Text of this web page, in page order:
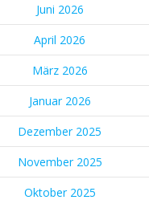
Juni 2026
April 2026
März 2026
Januar 2026
Dezember 2025
November 2025
Oktober 2025